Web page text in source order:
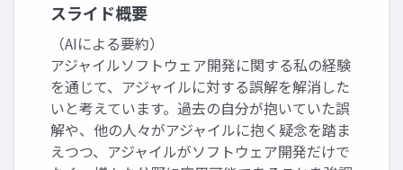
スライド概要
（AIによる要約）
アジャイルソフトウェア開発に関する私の経験
を通じて、アジャイルに対する誤解を解消した
いと考えています。過去の自分が抱いていた誤
解や、他の人々がアジャイルに抱く疑念を踏ま
えつつ、アジャイルがソフトウェア開発だけで